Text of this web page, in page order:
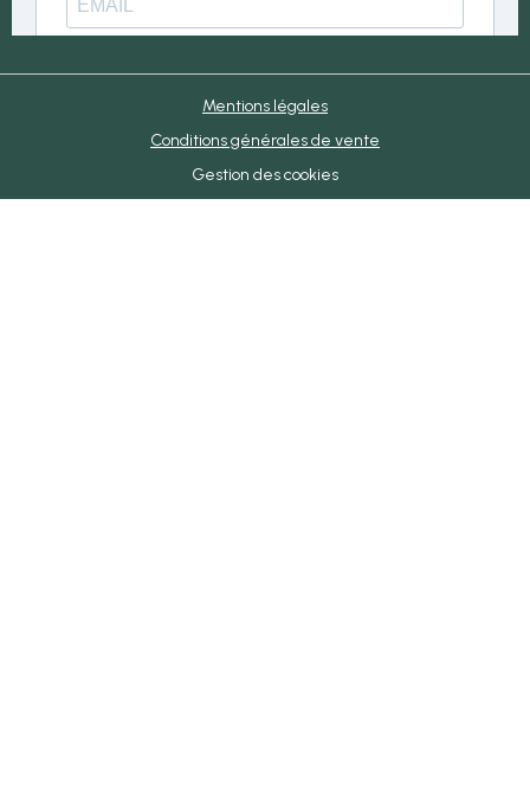
Mentions légales
Conditions générales de vente
Gestion des cookies